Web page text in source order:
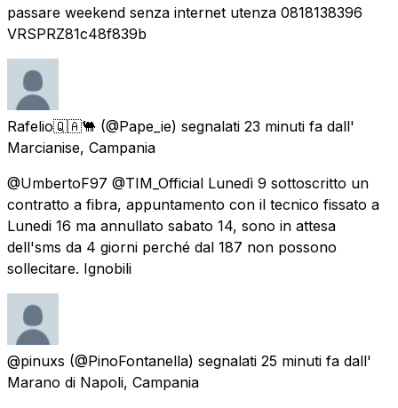
passare weekend senza internet utenza 0818138396
VRSPRZ81c48f839b
Rafelio🇶🇦🐫 (@Pape_ie) segnalati 23 minuti fa dall'
Marcianise, Campania
@UmbertoF97 @TIM_Official Lunedì 9 sottoscritto un
contratto a fibra, appuntamento con il tecnico fissato a
Lunedi 16 ma annullato sabato 14, sono in attesa
dell'sms da 4 giorni perché dal 187 non possono
sollecitare. Ignobili
@pinuxs (@PinoFontanella) segnalati 25 minuti fa dall'
Marano di Napoli, Campania